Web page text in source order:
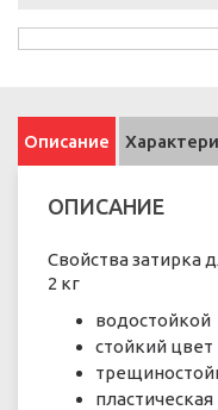
Описание
ОПИСАНИЕ
Свойства затирка
2 кг
водостойкой
стойкий цвет
пластическая